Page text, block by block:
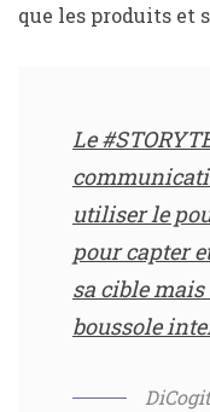
que les produits et
Le
utiliser le
pour capter
sa cible
boussole